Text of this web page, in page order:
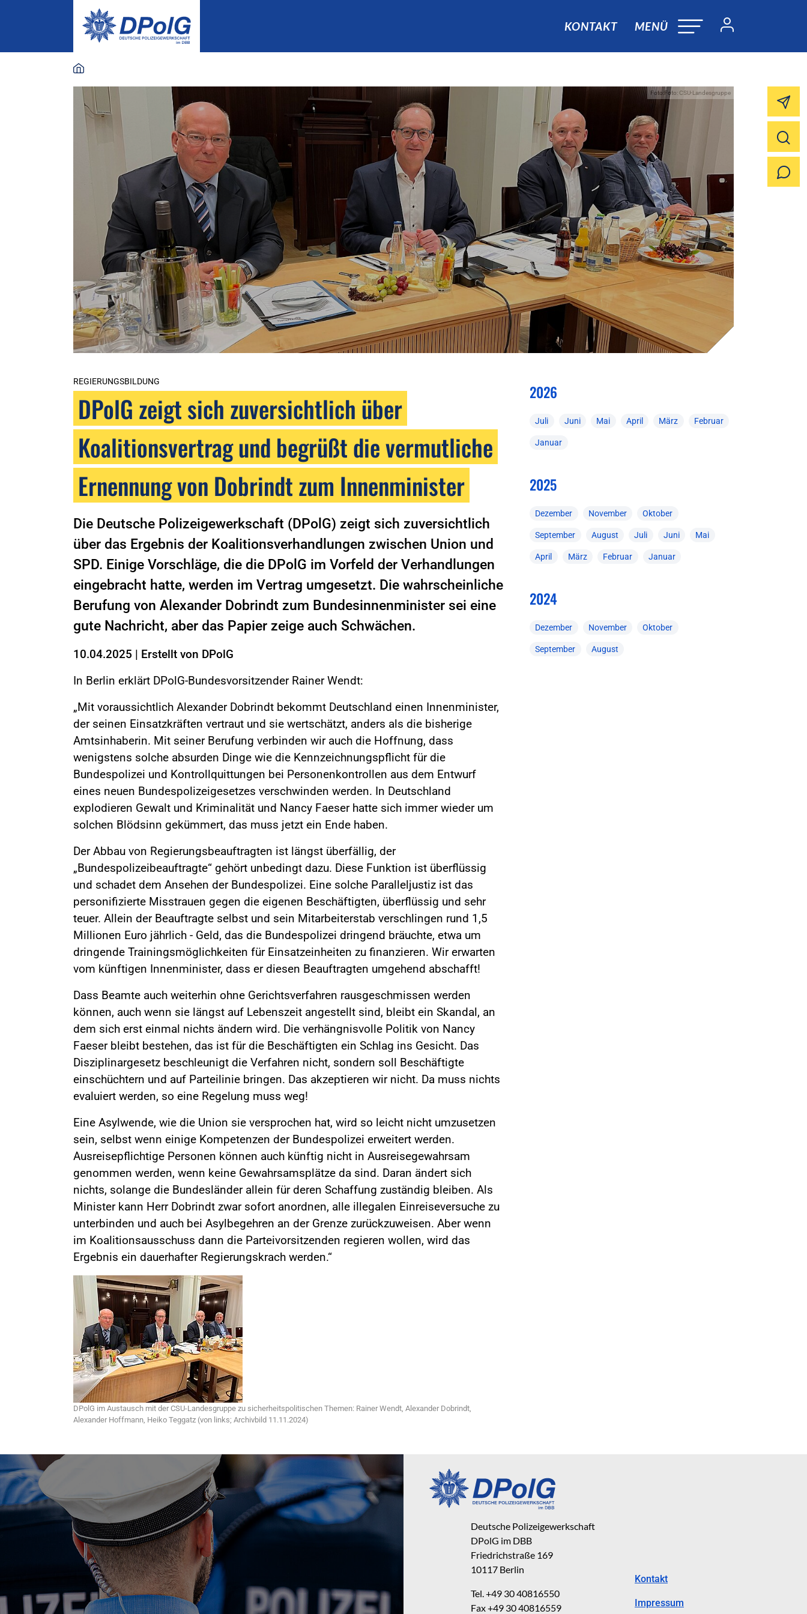
KONTAKT MENÜ
Foto:Foto: CSU-Landesgruppe
REGIERUNGSBILDUNG
DPolG zeigt sich zuversichtlich über
Koalitionsvertrag und begrüßt die vermutliche
Ernennung von Dobrindt zum Innenminister
Die Deutsche Polizeigewerkschaft (DPolG) zeigt sich zuversichtlich
über das Ergebnis der Koalitionsverhandlungen zwischen Union und
SPD. Einige Vorschläge, die die DPolG im Vorfeld der Verhandlungen
eingebracht hatte, werden im Vertrag umgesetzt. Die wahrscheinliche
Berufung von Alexander Dobrindt zum Bundesinnenminister sei eine
gute Nachricht, aber das Papier zeige auch Schwächen.
10.04.2025 | Erstellt von DPolG
In Berlin erklärt DPolG-Bundesvorsitzender Rainer Wendt:
„Mit voraussichtlich Alexander Dobrindt bekommt Deutschland einen Innenminister,
der seinen Einsatzkräften vertraut und sie wertschätzt, anders als die bisherige
Amtsinhaberin. Mit seiner Berufung verbinden wir auch die Hoffnung, dass
wenigstens solche absurden Dinge wie die Kennzeichnungspflicht für die
Bundespolizei und Kontrollquittungen bei Personenkontrollen aus dem Entwurf
eines neuen Bundespolizeigesetzes verschwinden werden. In Deutschland
explodieren Gewalt und Kriminalität und Nancy Faeser hatte sich immer wieder um
solchen Blödsinn gekümmert, das muss jetzt ein Ende haben.
Der Abbau von Regierungsbeauftragten ist längst überfällig, der
„Bundespolizeibeauftragte“ gehört unbedingt dazu. Diese Funktion ist überflüssig
und schadet dem Ansehen der Bundespolizei. Eine solche Paralleljustiz ist das
personifizierte Misstrauen gegen die eigenen Beschäftigten, überflüssig und sehr
teuer. Allein der Beauftragte selbst und sein Mitarbeiterstab verschlingen rund 1,5
Millionen Euro jährlich - Geld, das die Bundespolizei dringend bräuchte, etwa um
dringende Trainingsmöglichkeiten für Einsatzeinheiten zu finanzieren. Wir erwarten
vom künftigen Innenminister, dass er diesen Beauftragten umgehend abschafft!
Dass Beamte auch weiterhin ohne Gerichtsverfahren rausgeschmissen werden
können, auch wenn sie längst auf Lebenszeit angestellt sind, bleibt ein Skandal, an
dem sich erst einmal nichts ändern wird. Die verhängnisvolle Politik von Nancy
Faeser bleibt bestehen, das ist für die Beschäftigten ein Schlag ins Gesicht. Das
Disziplinargesetz beschleunigt die Verfahren nicht, sondern soll Beschäftigte
einschüchtern und auf Parteilinie bringen. Das akzeptieren wir nicht. Da muss nichts
evaluiert werden, so eine Regelung muss weg!
Eine Asylwende, wie die Union sie versprochen hat, wird so leicht nicht umzusetzen
sein, selbst wenn einige Kompetenzen der Bundespolizei erweitert werden.
Ausreisepflichtige Personen können auch künftig nicht in Ausreisegewahrsam
genommen werden, wenn keine Gewahrsamsplätze da sind. Daran ändert sich
nichts, solange die Bundesländer allein für deren Schaffung zuständig bleiben. Als
Minister kann Herr Dobrindt zwar sofort anordnen, alle illegalen Einreiseversuche zu
unterbinden und auch bei Asylbegehren an der Grenze zurückzuweisen. Aber wenn
im Koalitionsausschuss dann die Parteivorsitzenden regieren wollen, wird das
Ergebnis ein dauerhafter Regierungskrach werden.“
DPolG im Austausch mit der CSU-Landesgruppe zu sicherheitspolitischen Themen: Rainer Wendt, Alexander Dobrindt,
Alexander Hoffmann, Heiko Teggatz (von links; Archivbild 11.11.2024)
2026
Juli Juni Mai April März Februar
Januar
2025
Dezember November Oktober
September August Juli Juni Mai
April März Februar Januar
2024
Dezember November Oktober
September August
Deutsche Polizeigewerkschaft
DPolG im DBB
Friedrichstraße 169
10117 Berlin
Tel. +49 30 40816550
Fax +49 30 40816559
Kontakt
Impressum